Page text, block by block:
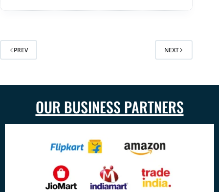
PREV NEXT
OUR BUSINESS PARTNERS